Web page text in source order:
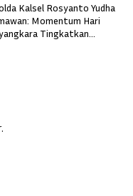
Kalsel Rosyanto Yudha
Momentum Hari
Tingkatkan